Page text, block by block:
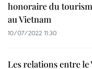
honoraire du
au Vietnam
10/07/2022 11:30
Les relations entre le